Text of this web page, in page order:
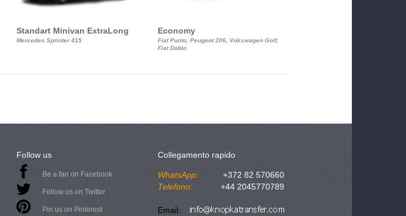
Standart Minivan ExtraLong
Mercedes Sprinter 415
Economy
Fiat Punto, Peugeot 206, Vokswagen Golf,
Fiat Doblo
Follow us
Be a fan on Facebook
Follow us on Twitter
Pin us on Pinterest
Collegamento rapido
WhatsApp:
+372 82 570660
Telefono:
+44 2045770789
Email: